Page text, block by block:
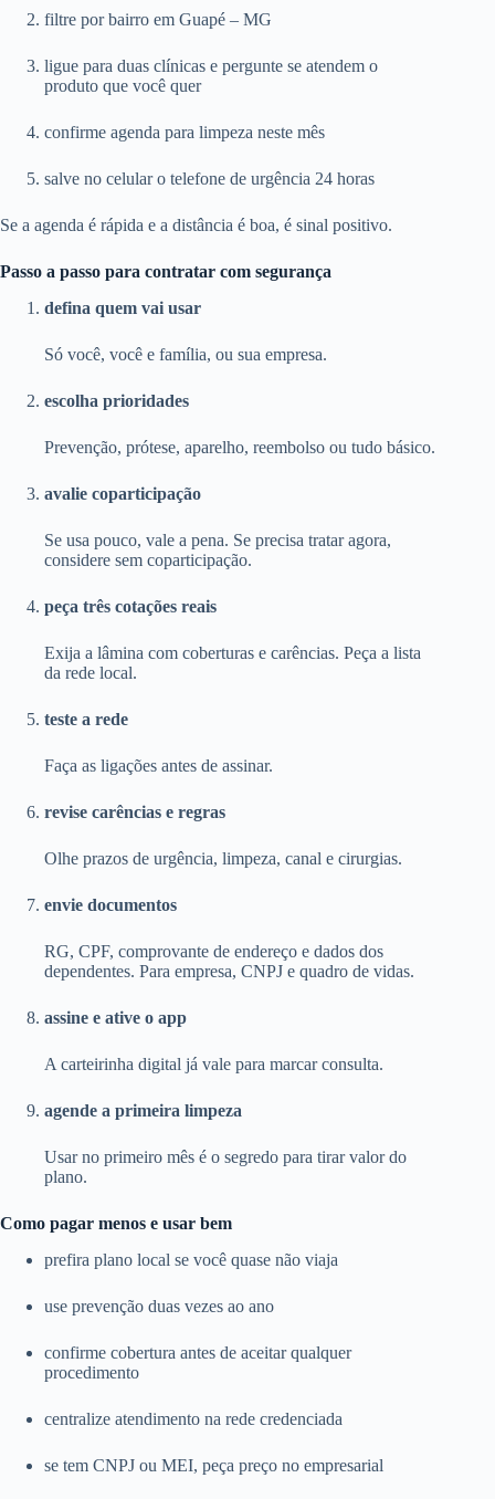
filtre por bairro em Guapé – MG
ligue para duas clínicas e pergunte se atendem o
produto que você quer
confirme agenda para limpeza neste mês
salve no celular o telefone de urgência 24 horas
Se a agenda é rápida e a distância é boa, é sinal positivo.
Passo a passo para contratar com segurança
defina quem vai usar
Só você, você e família, ou sua empresa.
escolha prioridades
Prevenção, prótese, aparelho, reembolso ou tudo básico.
avalie coparticipação
Se usa pouco, vale a pena. Se precisa tratar agora,
considere sem coparticipação.
peça três cotações reais
Exija a lâmina com coberturas e carências. Peça a lista
da rede local.
teste a rede
Faça as ligações antes de assinar.
revise carências e regras
Olhe prazos de urgência, limpeza, canal e cirurgias.
envie documentos
RG, CPF, comprovante de endereço e dados dos
dependentes. Para empresa, CNPJ e quadro de vidas.
assine e ative o app
A carteirinha digital já vale para marcar consulta.
agende a primeira limpeza
Usar no primeiro mês é o segredo para tirar valor do
plano.
Como pagar menos e usar bem
prefira plano local se você quase não viaja
use prevenção duas vezes ao ano
confirme cobertura antes de aceitar qualquer
procedimento
centralize atendimento na rede credenciada
se tem CNPJ ou MEI, peça preço no empresarial